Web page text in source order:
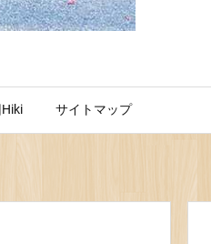
Hiki サイトマップ